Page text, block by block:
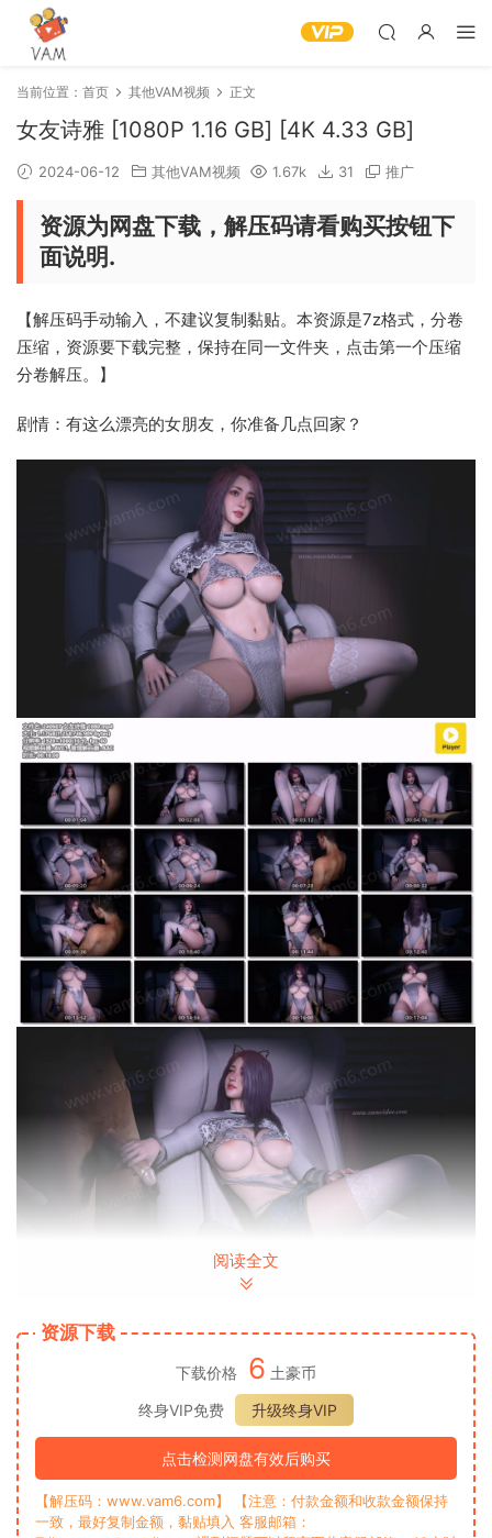
当前位置： 首页 其他VAM视频 正文
女友诗雅 [1080P 1.16 GB] [4K 4.33 GB]
2024-06-12 其他VAM视频 1.67k 31 推广
资源为网盘下载，解压码请看购买按钮下
面说明.
【解压码手动输入，不建议复制黏贴。本资源是7z格式，分卷
压缩，资源要下载完整，保持在同一文件夹，点击第一个压缩
分卷解压。】
剧情：有这么漂亮的女朋友，你准备几点回家？
阅读全文
资源下载
下载价格 6 土豪币
终身VIP免费
升级终身VIP
点击检测网盘有效后购买
【解压码：www.vam6.com】 【注意：付款金额和收款金额保持
一致，最好复制金额，黏贴填入 客服邮箱：